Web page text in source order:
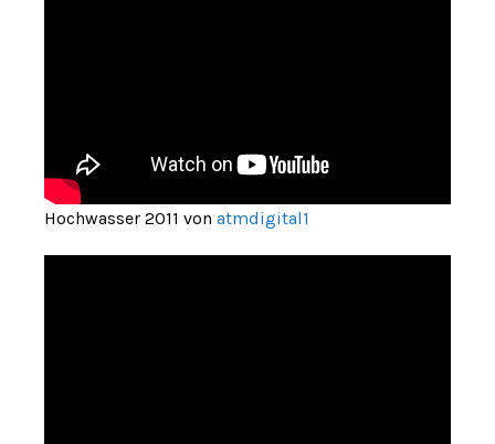
Hochwasser 2011 von atmdigital1